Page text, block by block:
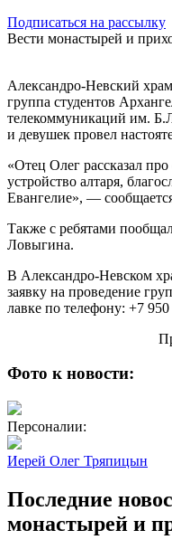
Подписаться на рассылку
Вести монастырей и
Александро-Невский
группа студентов
телекоммуникаций им.
и девушек провел
«Отец Олег рассказал
устройство алтаря,
Евангелие», —
Также с ребятами
Ловыгина.
В Александро-Невском
заявку на проведение
лавке по телефону: +7
Фото к новости:
Персоналии:
Иерей Олег Тряпицын
Последние
монастырей и